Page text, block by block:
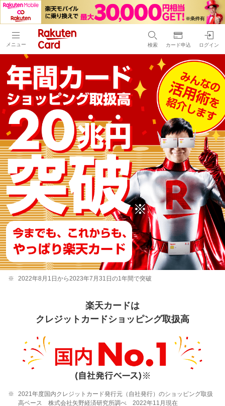
メニュー 検索 カード申込 ログイン
2022年8月1日から2023年7月31日の1年間で突破
楽天カードは
クレジットカードショッピング取扱高
2021年度国内クレジットカード発行元（自社発行）のショッピング取扱
高ベース 株式会社矢野経済研究所調べ 2022年11月現在